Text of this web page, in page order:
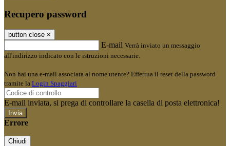
Recupero password
button close ×
E-mail Verrà inviato un messaggio
all'indirizzo indicato con le istruzioni necessarie.
Non hai una e-mail associata al nome utente? Effettua il reset della password
tramite la Login Spaggiari
E-mail inviata, si prega di controllare la casella di posta elettronica!
Errore
Chiudi